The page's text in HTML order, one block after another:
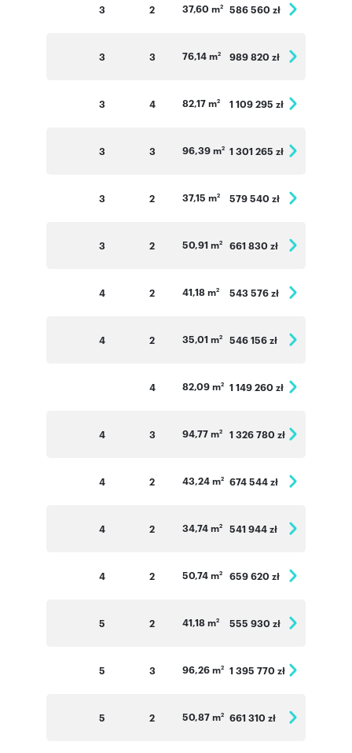
3 2 37,60 m2 586 560 zł
3 3 76,14 m2 989 820 zł
3 4 82,17 m2 1 109 295 zł
3 3 96,39 m2 1 301 265 zł
3 2 37,15 m2 579 540 zł
3 2 50,91 m2 661 830 zł
4 2 41,18 m2 543 576 zł
4 2 35,01 m2 546 156 zł
4 82,09 m2 1 149 260 zł
4 3 94,77 m2 1 326 780 zł
4 2 43,24 m2 674 544 zł
4 2 34,74 m2 541 944 zł
4 2 50,74 m2 659 620 zł
5 2 41,18 m2 555 930 zł
5 3 96,26 m2 1 395 770 zł
5 2 50,87 m2 661 310 zł